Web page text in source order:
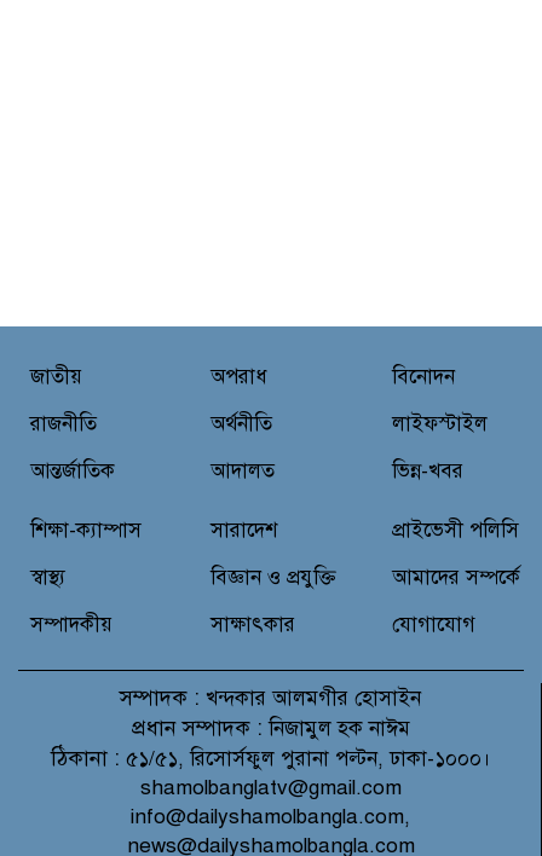
বন্যাদুর্গত মানুষের পাশে পার্কভিউ
ক্যাম্পে ২ হাজার রোগীকে সেবা,
চন্দনাইশ থানা পুলিশের অভিযানে ৩
জাতীয়
রাজনীতি
আন্তর্জাতিক
অপরাধ
অর্থনীতি
আদালত
বিনোদন
লাইফস্টাইল
ভিন্ন-খবর
শিক্ষা-ক্যাম্পাস
স্বাস্থ্য
সম্পাদকীয়
সারাদেশ
বিজ্ঞান ও প্রযুক্তি
সাক্ষাৎকার
প্রাইভেসী পলিসি
আমাদের সম্পর্কে
যোগাযোগ
সম্পাদক : খন্দকার আলমগীর হোসাইন
প্রধান সম্পাদক : নিজামুল হক নাঈম
ঠিকানা : ৫১/৫১, রিসোর্সফুল পুরানা পল্টন, ঢাকা-১০০০।
shamolbanglatv@gmail.com
info@dailyshamolbangla.com,
news@dailyshamolbangla.com